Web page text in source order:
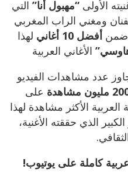
الأولى “مهبول أنا” التي
ومغني الراب المغربي
ضمن أفضل 10 أغاني
لهذا
الأغاني العربية
نهاية عام 2024، تجاوز عدد مشاهدات الفيديو
مشاهدة
على
الأكثر مشاهدة لهذا
الذي حققته الأغنية،